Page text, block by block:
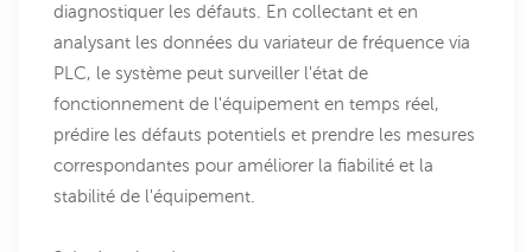
diagnostiquer les défauts. En collectant et en
analysant les données du variateur de fréquence via
PLC, le système peut surveiller l'état de
fonctionnement de l'équipement en temps réel,
prédire les défauts potentiels et prendre les mesures
correspondantes pour améliorer la fiabilité et la
stabilité de l'équipement.